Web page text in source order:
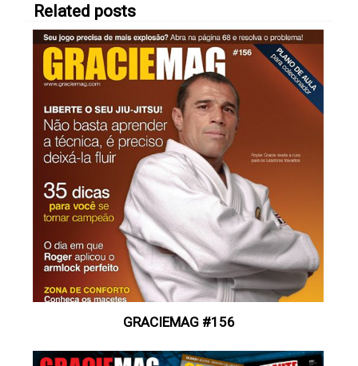
Related posts
GRACIEMAG #156